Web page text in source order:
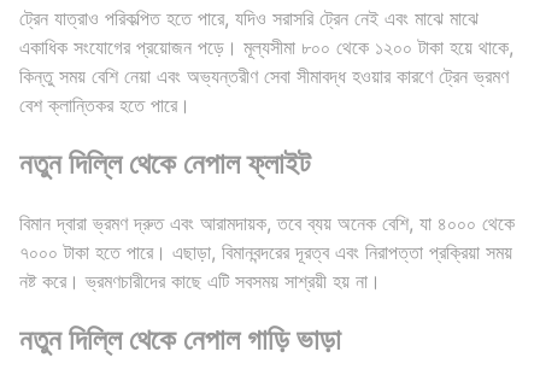
ট্রেন যাত্রাও পরিকল্পিত হতে পারে, যদিও সরাসরি ট্রেন নেই এবং মাঝে মাঝে
একাধিক সংযোগের প্রয়োজন পড়ে। মূল্যসীমা ৮০০ থেকে ১২০০ টাকা হয়ে থাকে,
কিন্তু সময় বেশি নেয়া এবং অভ্যন্তরীণ সেবা সীমাবদ্ধ হওয়ার কারণে ট্রেন ভ্রমণ
বেশ ক্লান্তিকর হতে পারে।
নতুন দিল্লি থেকে নেপাল ফ্লাইট
বিমান দ্বারা ভ্রমণ দ্রুত এবং আরামদায়ক, তবে ব্যয় অনেক বেশি, যা ৪০০০ থেকে
৭০০০ টাকা হতে পারে। এছাড়া, বিমানবন্দরের দূরত্ব এবং নিরাপত্তা প্রক্রিয়া সময়
নষ্ট করে। ভ্রমণচারীদের কাছে এটি সবসময় সাশ্রয়ী হয় না।
নতুন দিল্লি থেকে নেপাল গাড়ি ভাড়া